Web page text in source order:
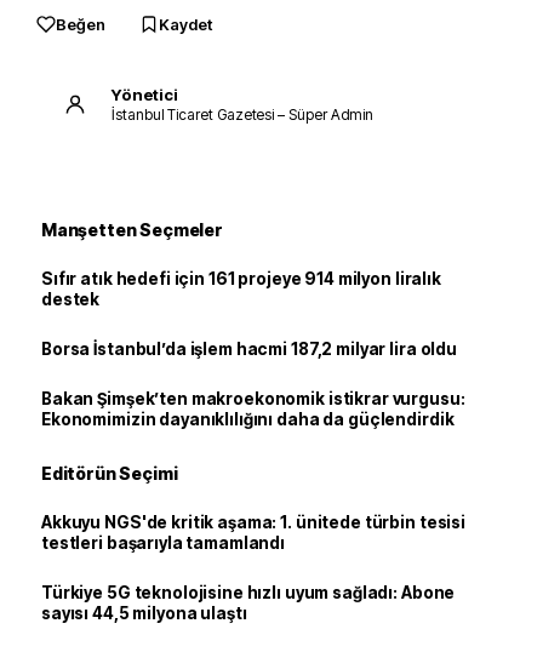
Beğen Kaydet
Yönetici
İstanbul Ticaret Gazetesi – Süper Admin
Manşetten Seçmeler
Sıfır atık hedefi için 161 projeye 914 milyon liralık
destek
Borsa İstanbul’da işlem hacmi 187,2 milyar lira oldu
Bakan Şimşek’ten makroekonomik istikrar vurgusu:
Ekonomimizin dayanıklılığını daha da güçlendirdik
Editörün Seçimi
Akkuyu NGS'de kritik aşama: 1. ünitede türbin tesisi
testleri başarıyla tamamlandı
Türkiye 5G teknolojisine hızlı uyum sağladı: Abone
sayısı 44,5 milyona ulaştı